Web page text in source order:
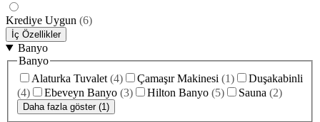
Krediye Uygun (6)
İç Özellikler
Banyo
Banyo
Alaturka Tuvalet (4) Çamaşır Makinesi (1)
Duşakabinli
(4) Ebeveyn Banyo (3) Hilton Banyo (5) Sauna (2)
Daha fazla göster (1)